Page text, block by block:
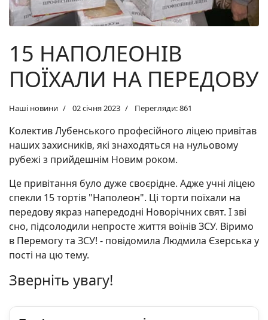
15 НАПОЛЕОНІВ
ПОЇХАЛИ НА ПЕРЕДОВУ
Наші новини 02 січня 2023 Перегляди: 861
Колектив Лубенського професійного ліцею привітав
наших захисників, які знаходяться на нульовому
рубежі з прийдешнім Новим роком.
Це привітання було дуже своєрідне. Адже учні ліцею
спекли 15 тортів "Наполеон". Ці торти поїхали на
передову якраз напередодні Новорічних свят. І зві
сно, підсолодили непросте життя воїнів ЗСУ. Віримо
в Перемогу та ЗСУ! - повідомила Людмила Єзерська у
пості на цю тему.
Зверніть увагу!